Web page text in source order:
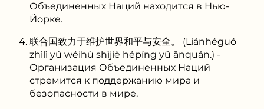
Объединенных Наций находится в Нью-
Йорке.
联合国致力于维护世界和平与安全。 (Liánhéguó
zhìlì yú wéihù shìjiè hépíng yǔ ānquán.) -
Организация Объединенных Наций
стремится к поддержанию мира и
безопасности в мире.